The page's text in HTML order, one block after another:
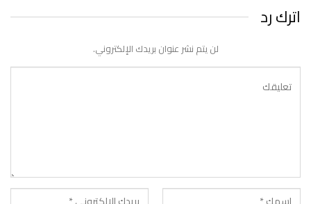
اترك رد
لن يتم نشر عنوان بريدك الإلكتروني.